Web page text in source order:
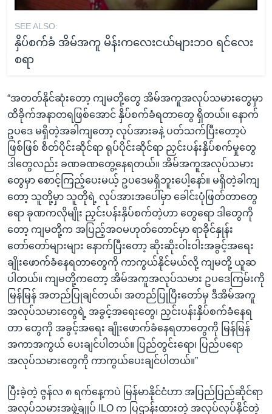
SEE ALSO:
နှိပ်စက်ခံ အိမ်အကူ မိန်းကလေးငယ်များဘ၀ ရင်လေး
စရာ
“အတတ်နိုင်ဆုံးတော့ ကျမတို့တွေ အိမ်အကူအလုပ်သမားတွေမှာ
ထိခိုက်အနာတရဖြစ်အောင် နှိပ်စက်ခံရတာတွေ ရှိတယ်။ နောက်
ဥပဒေ မရှိတဲ့အခါကျတော့ လုပ်အားခနဲ့ ပတ်သက်ပြီးတော့ပဲ
ဖြစ်ဖြစ် စိတ်ပိုင်းဆိုင်ရာ ရုပ်ပိုင်းဆိုင်ရာ ညှင်းပန်းနှိပ်စက်မှုတွေ
ဒါတွေလည်း ခဏခဏတွေ့နေရတယ်။ အိမ်အကူအလုပ်သမား
တွေမှာ စောင့်ကြည့်ပေးမယ့် ဥပဒေမရှိဘူးပေါ့နော်။ မရှိတဲ့ခါကျ
တော့ သူတို့မှာ သူတိုရဲ့ လုပ်အားအပေါ်မှာ ခေါင်းပုံဖြတ်တာတွေ
ရော ခုဏကလိုမျိုး ညှင်းပန်းနှိပ်စက်တဲ့ဟာ တွေရော ဒါတွေကို
တော့ ကျမတို့က အပြည့်အဝမဟုတ်တောင်မှာ ရာခိုင်နှုန်း
တော်တော်များများ နောက်ပြီးတော့ ဆိုးဆိုးဝါးဝါးအခွင့်အရေး
ချိုးဖောက်ခံနေရတာတွေကို ကာကွယ်နိုင်မယ်လို့ ကျမတို့ ယူဆ
ပါတယ်။ ကျမတို့ကတော့ အိမ်အကူအလုပ်သမား ဥပဒေကြမ်းကို
မြန်မြန် အတည်ပြုချင်တယ်၊ အတည်ပြုပြီးတော်မှ ဒီအိမ်အကူ
အလုပ်သမားတွေရဲ့ အခွင့်အရေးတွေ၊ ညှင်းပန်းနှိပ်စက်ခံနေရ
တာ တွေကို အခွင့်အရေး ချိုးဖောက်ခံနေရတာတွေကို မြန်မြန်
အကာအကွယ် ပေးချင်ပါတယ်။ ပြည်တွင်းရော၊ ပြည်ပရော
အလုပ်သမားတွေကို ကာကွယ်ပေးချင်ပါတယ်။”
ပြီးခဲ့တဲ့ ဇွန်လ ၈ ရက်နေ့ကပဲ မြန်မာနိုင်ငံဟာ အပြည်ပြည်ဆိုင်ရာ
အလုပ်သမားအဖွဲ့ချုပ် ILO က ပြဌာန်းထားတဲ့ အလုပ်လုပ်နိုင်တဲ့